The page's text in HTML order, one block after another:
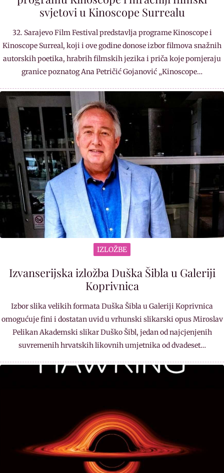
svjetovi u Kinoscope Surrealu
32. Sarajevo Film Festival predstavlja programe Kinoscope i
Kinoscope Surreal, koji i ove godine donose izbor filmova snažnih
autorskih poetika, hrabrih filmskih jezika i priča koje pomjeraju
granice poznatog Ana Petričić Gojanović „Kinoscope…
IZLOŽBE
Izvanserijska izložba Duška Šibla u Galeriji
Koprivnica
Izbor slika velikih formata Duška Šibla u Galeriji Koprivnica
omogućuje fini i dostatan uvid u vrhunski slikarski opus Miroslav
Pelikan Akademski slikar Duško Šibl, jedan od najcjenjenih
suvremenih hrvatskih likovnih umjetnika od dvadeset…